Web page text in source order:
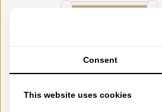
BADGOED
KEUKENGOED
Consent
This website uses cookies